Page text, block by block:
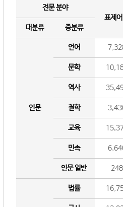
전문 분야
표제
대분류
중분류
인문
언어
문학
역사
철학
교육
민속
인문 일반 248
법률